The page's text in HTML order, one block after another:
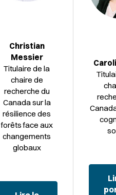
Christian
Messier
Titulaire de la
chaire de
recherche du
Canada sur la
résilience des
forêts face aux
changements
globaux